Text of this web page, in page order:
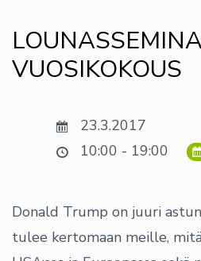
VUOSIKOKOUS
23.3.2017
10:00 - 19:00
Donald Trump on juuri
tulee kertomaan meille,